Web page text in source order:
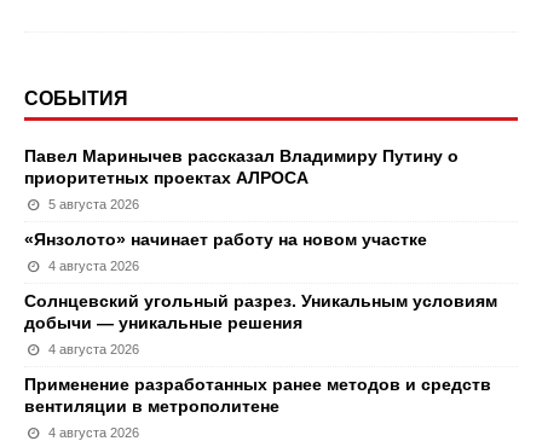
СОБЫТИЯ
Павел Маринычев рассказал Владимиру Путину о
приоритетных проектах АЛРОСА
5 августа 2026
«Янзолото» начинает работу на новом участке
4 августа 2026
Солнцевский угольный разрез. Уникальным условиям
добычи — уникальные решения
4 августа 2026
Применение разработанных ранее методов и средств
вентиляции в метрополитене
4 августа 2026